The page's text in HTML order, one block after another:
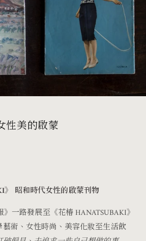
性美的啟蒙
》 昭和時代女性的啟蒙刊物
一路發展至《花椿 HANATSUBAKI》
術、女性時尚、美容化妝至生活飲